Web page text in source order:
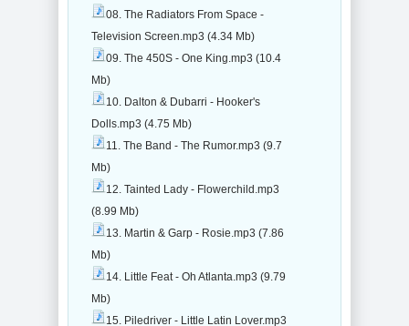
08. The Radiators From Space -
Television Screen.mp3 (4.34 Mb)
09. The 450S - One King.mp3 (10.4
Mb)
10. Dalton & Dubarri - Hooker's
Dolls.mp3 (4.75 Mb)
11. The Band - The Rumor.mp3 (9.7
Mb)
12. Tainted Lady - Flowerchild.mp3
(8.99 Mb)
13. Martin & Garp - Rosie.mp3 (7.86
Mb)
14. Little Feat - Oh Atlanta.mp3 (9.79
Mb)
15. Piledriver - Little Latin Lover.mp3